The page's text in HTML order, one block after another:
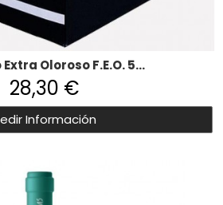
Oloroso F.E.O. 5...
28,30 €
Información